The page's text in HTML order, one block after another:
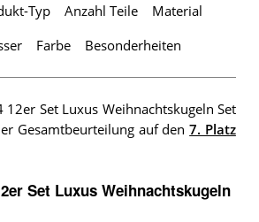
Typ Anzahl Teile Material
Farbe Besonderheiten
Set Luxus Weihnachtskugeln Set
Gesamtbeurteilung auf den7. Platz
Set Luxus Weihnachtskugeln